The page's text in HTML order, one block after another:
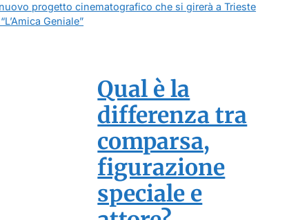
progetto cinematografico che si girerà a Trieste
Geniale”
Qual è la
differenza tra
comparsa,
figurazione
speciale e